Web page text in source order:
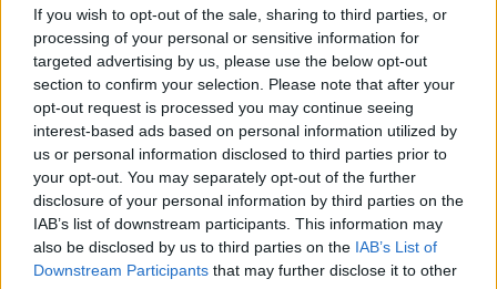
If you wish to opt-out of the sale, sharing to third parties, or
processing of your personal or sensitive information for
targeted advertising by us, please use the below opt-out
section to confirm your selection. Please note that after your
opt-out request is processed you may continue seeing
interest-based ads based on personal information utilized by
us or personal information disclosed to third parties prior to
your opt-out. You may separately opt-out of the further
disclosure of your personal information by third parties on the
IAB’s list of downstream participants. This information may
also be disclosed by us to third parties on the IAB’s List of
Downstream Participants that may further disclose it to other